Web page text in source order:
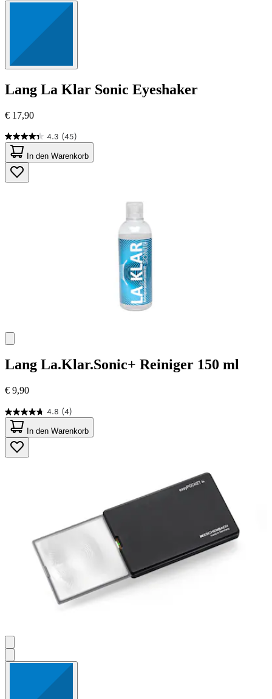
Lang La Klar Sonic Eyeshaker
€ 17,90
4.3 (45)
4.3
von
5
Sternen.
45
In den Warenkorb
Lang La.Klar.Sonic+ Reiniger 150 ml
€ 9,90
4.8 (4)
4.8
von
5
Sternen.
4
In den Warenkorb